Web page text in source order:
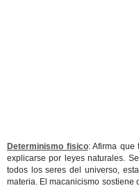
Determinismo fisico: Afirma que
explicarse por leyes naturales.
todos los seres del universo,
materia. El macanicismo sostiene